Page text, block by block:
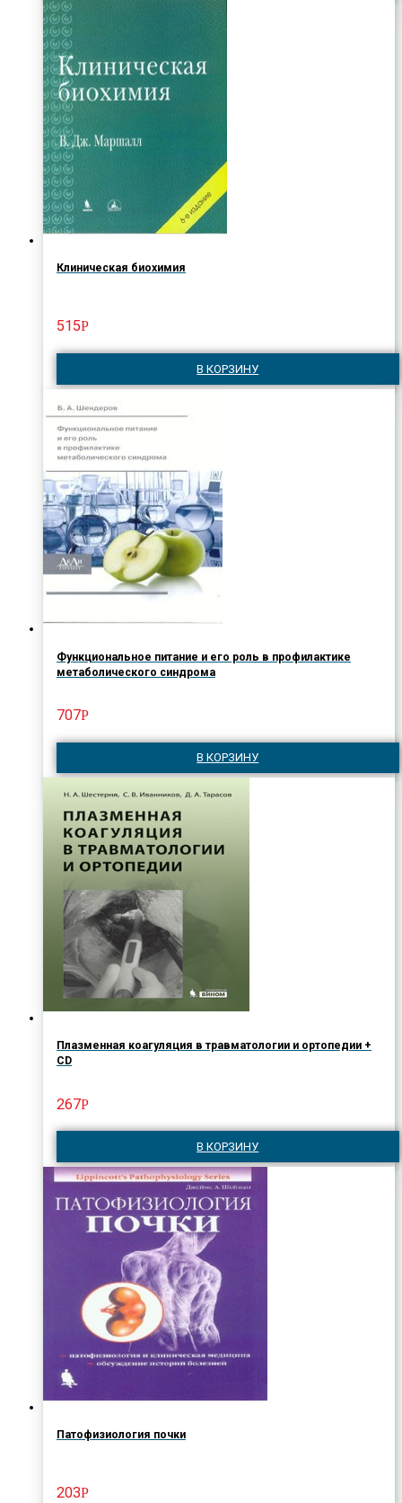
Клиническая биохимия
515Р
В КОРЗИНУ
Функциональное питание и его роль в профилактике
метаболического синдрома
707Р
В КОРЗИНУ
Плазменная коагуляция в травматологии и ортопедии +
CD
267Р
В КОРЗИНУ
Патофизиология почки
203Р